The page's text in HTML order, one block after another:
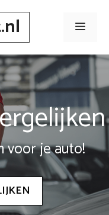
Menu
voor je auto!